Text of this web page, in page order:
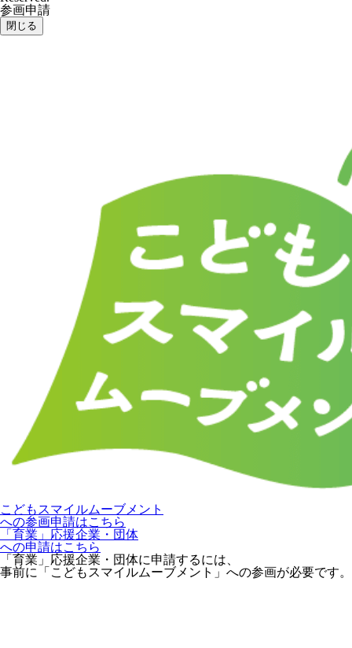
参画申請
閉じる
こどもスマイルムーブメント
への参画申請はこちら
「育業」応援企業・団体
への申請はこちら
「育業」応援企業・団体に申請するには、
事前に「こどもスマイルムーブメント」への参画が必要です。